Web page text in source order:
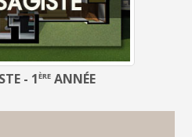
- 1ÈRE ANNÉE